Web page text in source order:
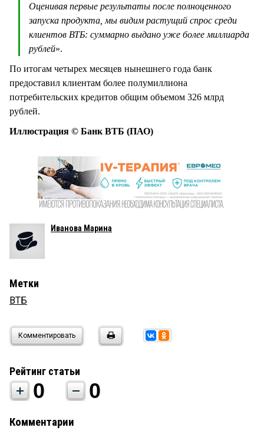
Оценивая первые результаты после полноценного
запуска продукта, мы видим растущий спрос среди
клиентов ВТБ: суммарно выдано уже более миллиарда
рублей».
По итогам четырех месяцев нынешнего года банк
предоставил клиентам более полумиллиона
потребительских кредитов общим объемом 326 млрд
рублей.
Иллюстрация © Банк ВТБ (ПАО)
Иванова Марина
Метки
ВТБ
Комментировать
Рейтинг статьи
0 0
Комментарии